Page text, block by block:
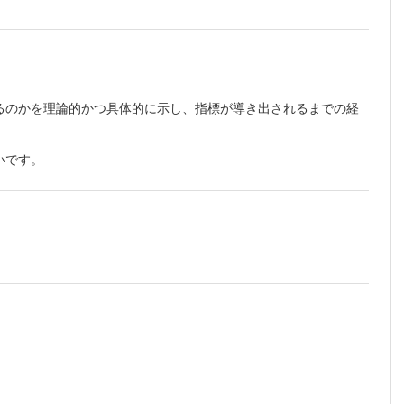
かを理論的かつ具体的に示し、指標が導き出されるまでの経
す。